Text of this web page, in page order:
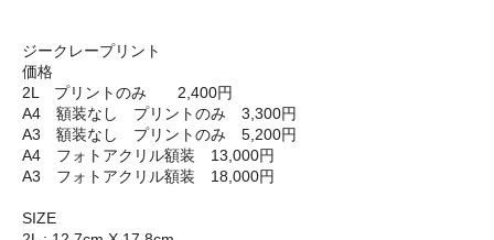
ジークレープリント
価格
2L プリントのみ 2,400円
A4 額装なし プリントのみ 3,300円
A3 額装なし プリントのみ 5,200円
A4 フォトアクリル額装 13,000円
A3 フォトアクリル額装 18,000円
SIZE